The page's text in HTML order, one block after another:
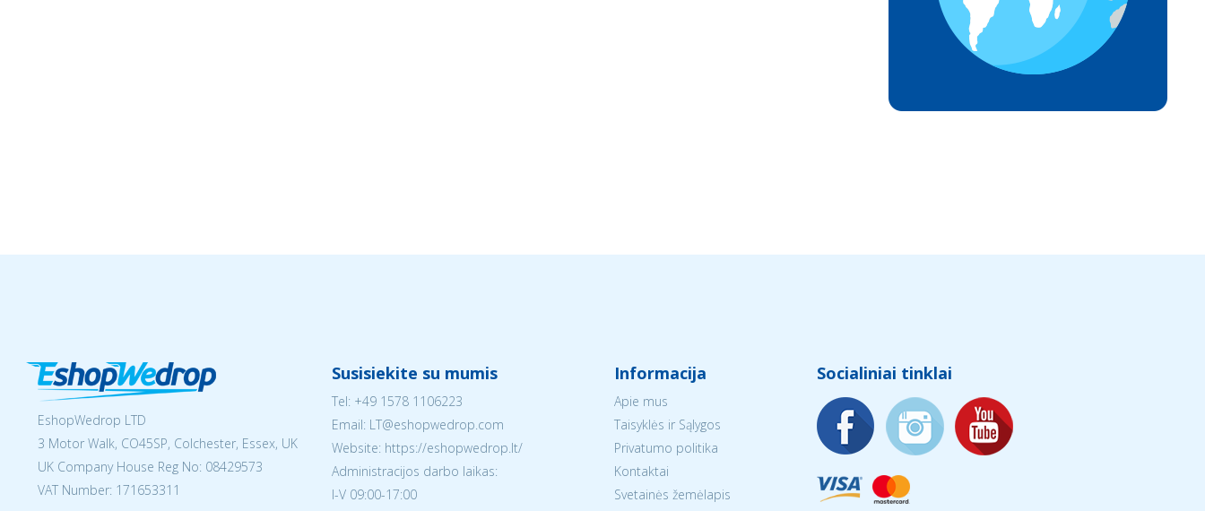
EshopWedrop LTD
3 Motor Walk, CO45SP, Colchester, Essex, UK
UK Company House Reg No: 08429573
VAT Number: 171653311
Susisiekite su mumis
Tel: +49 1578 1106223
Email: LT@eshopwedrop.com
Website: https://eshopwedrop.lt/
Administracijos darbo laikas:
I-V 09:00-17:00
Informacija
Apie mus
Taisyklės ir Sąlygos
Privatumo politika
Kontaktai
Svetainės žemėlapis
Socialiniai tinklai